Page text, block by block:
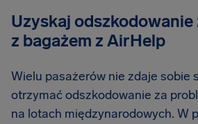
Uzyskaj odszkodowanie
z bagażem z AirHelp
Wielu pasażerów nie zdaje sobie
otrzymać odszkodowanie za
na lotach międzynarodowych. W